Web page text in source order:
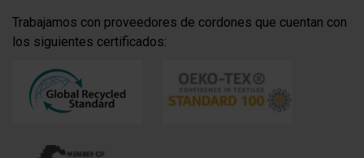
Trabajamos con proveedores de cordones que cuentan con
los siguientes certificados: